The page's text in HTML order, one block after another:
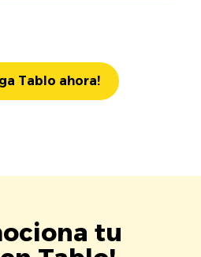
Tablo ahora!
tu